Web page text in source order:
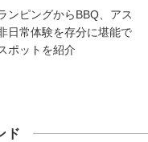
ンピングからBBQ、アス
日常体験を存分に堪能で
ポットを紹介
ド